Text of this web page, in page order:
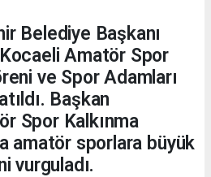
Belediye Başkanı
Amatör Spor
ve Spor Adamları
Başkan
Spor Kalkınma
amatör sporlara büyük
vurguladı.